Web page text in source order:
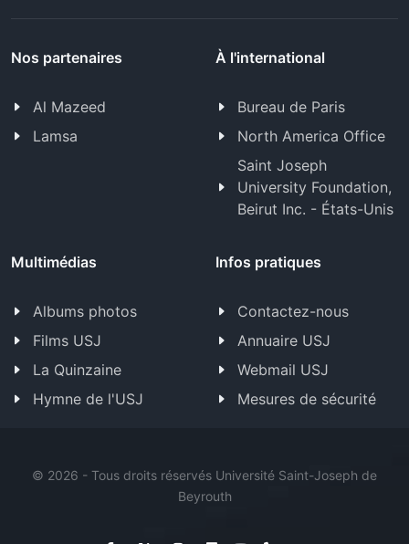
Nos partenaires
Al Mazeed
Lamsa
À l'international
Bureau de Paris
North America Office
Saint Joseph
University Foundation,
Beirut Inc. - États-Unis
Multimédias
Albums photos
Films USJ
La Quinzaine
Hymne de l'USJ
Infos pratiques
Contactez-nous
Annuaire USJ
Webmail USJ
Mesures de sécurité
© 2026 - Tous droits réservés Université Saint-Joseph de
Beyrouth